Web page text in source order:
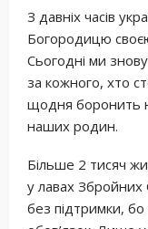
З давніх часів
Богородицю
Сьогодні ми
за кожного, хто
щодня боронить
наших родин.
Більше 2 тисяч
у лавах Збройних
без підтримки,